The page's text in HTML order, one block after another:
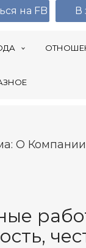
О Компании
на FB В